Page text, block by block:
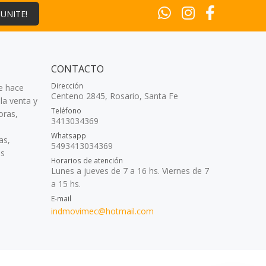
hace
venta y
CONTACTO
Dirección
Centeno 2845, Rosario, Santa Fe
Teléfono
3413034369
Whatsapp
5493413034369
Horarios de atención
Lunes a jueves de 7 a 16 hs. Viernes de 7
a 15 hs.
E-mail
indmovimec@hotmail.com